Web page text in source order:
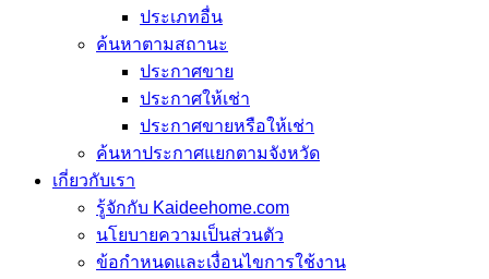
ประเภทอื่น
ค้นหาตามสถานะ
ประกาศขาย
ประกาศให้เช่า
ประกาศขายหรือให้เช่า
ค้นหาประกาศแยกตามจังหวัด
เกี่ยวกับเรา
รู้จักกับ Kaideehome.com
นโยบายความเป็นส่วนตัว
ข้อกำหนดและเงื่อนไขการใช้งาน